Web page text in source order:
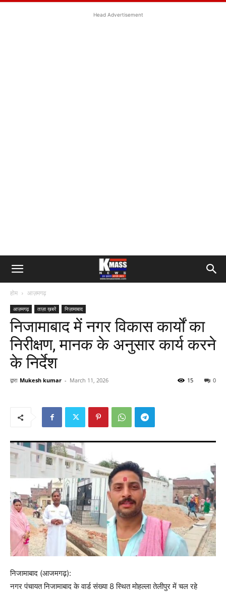
Head Advertisement
होम आज़मगढ़
आज़मगढ़ ताज़ा ख़बरें निज़ामाबाद
निजामाबाद में नगर विकास कार्यों का
निरीक्षण, मानक के अनुसार कार्य करने
के निर्देश
द्वारा Mukesh kumar - March 11, 2026 0
15
निजामाबाद (आजमगढ़):
नगर पंचायत निजामाबाद के वार्ड संख्या 8 स्थित मोहल्ला तेलीपुर में चल रहे